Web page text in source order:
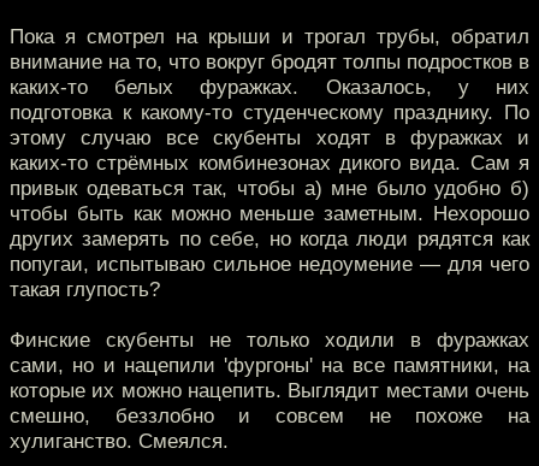
Пока я смотрел на крыши и трогал трубы, обратил
внимание на то, что вокруг бродят толпы подростков в
каких-то белых фуражках. Оказалось, у них
подготовка к какому-то студенческому празднику. По
этому случаю все скубенты ходят в фуражках и
каких-то стрёмных комбинезонах дикого вида. Сам я
привык одеваться так, чтобы а) мне было удобно б)
чтобы быть как можно меньше заметным. Нехорошо
других замерять по себе, но когда люди рядятся как
попугаи, испытываю сильное недоумение — для чего
такая глупость?
Финские скубенты не только ходили в фуражках
сами, но и нацепили 'фургоны' на все памятники, на
которые их можно нацепить. Выглядит местами очень
смешно, беззлобно и совсем не похоже на
хулиганство. Смеялся.